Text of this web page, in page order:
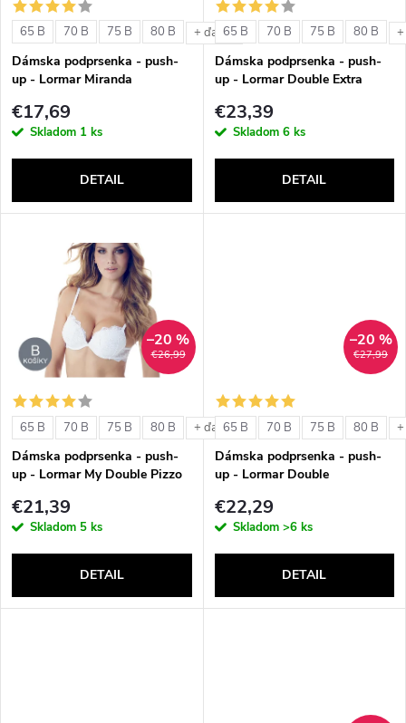
e
p
r
d
t
o
v
s
p
r
o
d
t
o
v
65 B 70 B 75 B 80 B + ďalšie
Dámska podprsenka - push-
up - Lormar Miranda
€17,69
Skladom 1 ks
DETAIL
65 B 70 B 75 B 80 B
Dámska podprsenka - push-
up - Lormar Double Extra
€23,39
Skladom 6 ks
DETAIL
€26,99
–20 %
65 B 70 B 75 B 80 B + ďalšie
Dámska podprsenka - push-
up - Lormar My Double Pizzo
€21,39
Skladom 5 ks
DETAIL
€27,99
–20 %
65 B 70 B 75 B 80 B
Dámska podprsenka - push-
up - Lormar Double
€22,29
Skladom >6 ks
DETAIL